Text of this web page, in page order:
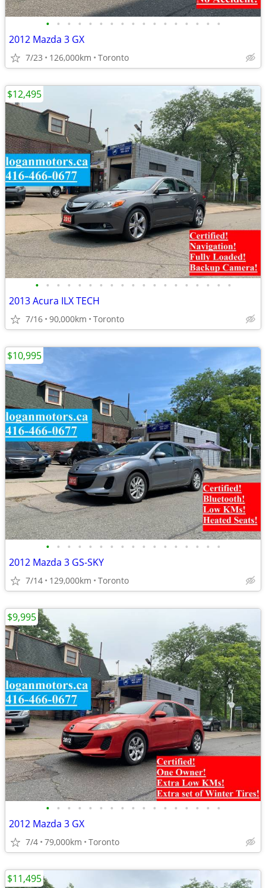
• • • • • • • • • • • • • • • • •
2012 Mazda 3 GX
7/23 126,000km Toronto
• • • • • • • • • • • • • • • • • • •
2013 Acura ILX TECH
7/16 90,000km Toronto
$12,495
• • • • • • • • • • • • • • • • •
2012 Mazda 3 GS-SKY
7/14 129,000km Toronto
$10,995
• • • • • • • • • • • • • • • • •
2012 Mazda 3 GX
7/4 79,000km Toronto
$9,995
$11,495